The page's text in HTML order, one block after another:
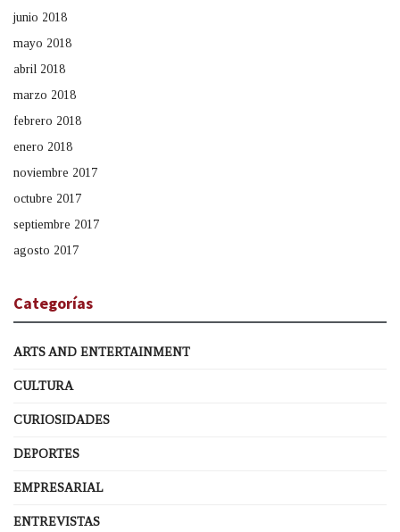
junio 2018
mayo 2018
abril 2018
marzo 2018
febrero 2018
enero 2018
noviembre 2017
octubre 2017
septiembre 2017
agosto 2017
Categorías
ARTS AND ENTERTAINMENT
CULTURA
CURIOSIDADES
DEPORTES
EMPRESARIAL
ENTREVISTAS